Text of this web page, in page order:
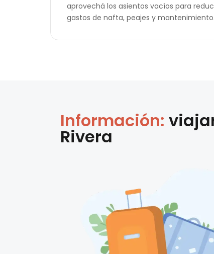
aprovechá los asientos vacíos para
gastos de nafta, peajes y mantenimiento.
Información:
Rivera